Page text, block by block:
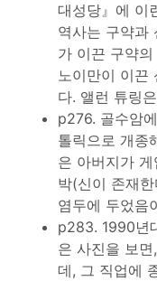
대성당』에 이
역사는 구약과
가 이끈 구약
노이만이 이끈
다. 앨런 튜링
p276. 골수암
톨릭으로 개종
은 아버지가
박(신이 존재
염두에 두었음
p283. 1990년
은 사진을 보
데, 그 직업에